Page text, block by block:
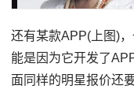
还有某款APP(上图)
能是因为它开发了
面同样的明星报价还